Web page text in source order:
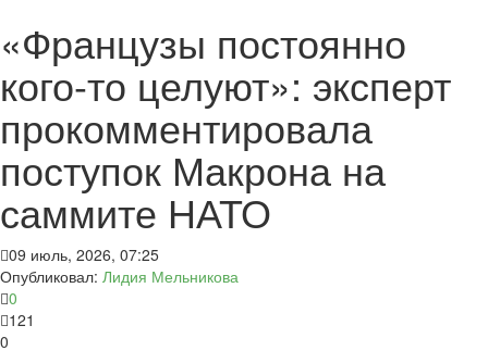
«Французы постоянно
кого-то целуют»: эксперт
прокомментировала
поступок Макрона на
саммите НАТО
09 июль, 2026, 07:25
Опубликовал: Лидия Мельникова
0
121
0